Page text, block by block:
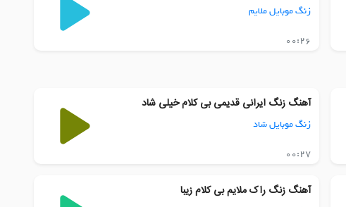
زنگ موبایل ملایم
00:26
آهنگ زنگ ایرانی قدیمی بی کلام خیلی شاد
زنگ موبایل شاد
00:27
آهنگ زنگ راک ملایم بی کلام زیبا